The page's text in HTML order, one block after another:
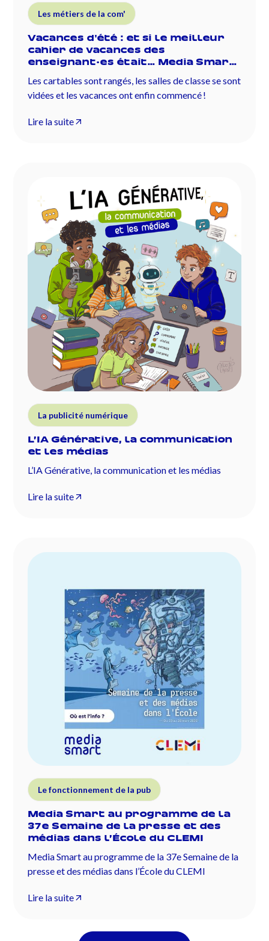
Les métiers de la com'
Vacances d'été : et si le meilleur
cahier de vacances des
enseignant·es était… Media Smart
Les cartables sont rangés, les salles de classe se sont
vidées et les vacances ont enfin commencé !
Lire la suite
La publicité numérique
L’IA Générative, la communication
et les médias
L’IA Générative, la communication et les médias
Lire la suite
Le fonctionnement de la pub
Media Smart au programme de la
37e Semaine de la presse et des
médias dans l’École du CLEMI
Media Smart au programme de la 37e Semaine de la
presse et des médias dans l’École du CLEMI
Lire la suite